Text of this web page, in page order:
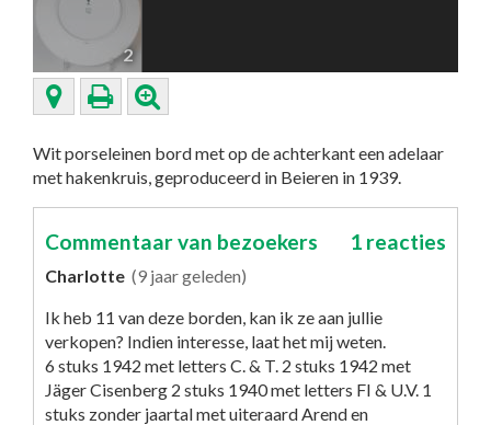
2
Wit porseleinen bord met op de achterkant een adelaar
met hakenkruis, geproduceerd in Beieren in 1939.
1 reacties
Commentaar van bezoekers
Charlotte (9 jaar geleden)
Ik heb 11 van deze borden, kan ik ze aan jullie
verkopen? Indien interesse, laat het mij weten.
6 stuks 1942 met letters C. & T. 2 stuks 1942 met
Jäger Cisenberg 2 stuks 1940 met letters FI & U.V. 1
stuks zonder jaartal met uiteraard Arend en